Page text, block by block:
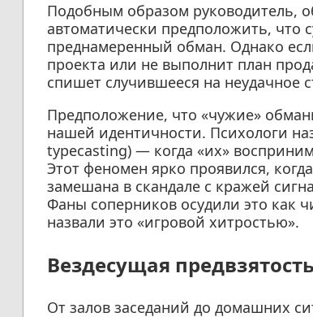
Подобным образом руководитель,
автоматически предположить, что
преднамеренный обман. Однако
проекта или не выполнит план
спишет случившееся на неудачное
Предположение, что «чужие»
нашей идентичности. Психологи
typecasting) — когда «их»
Этот феномен ярко проявился,
замешана в скандале с кражей
Фаны соперников осудили это как
назвали это «игровой хитростью».
Вездесущая предвзятость
От залов заседаний до домашних